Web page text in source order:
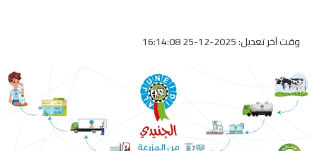
وقت آخر تعديل: 2025-12-25 16:14:08